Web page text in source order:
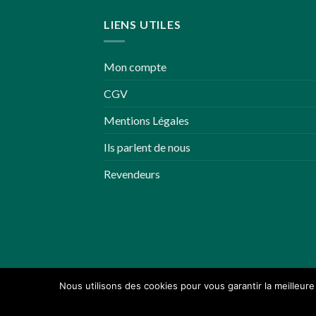
LIENS UTILES
Mon compte
CGV
Mentions Légales
Ils parlent de nous
Revendeurs
Copyright 2026 ©Zoessentiels.com
Nous utilisons des cookies pour vous garantir la